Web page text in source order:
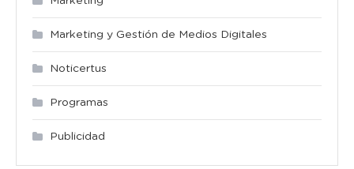
Marketing y Gestión de Medios Digitales
Noticertus
Programas
Publicidad